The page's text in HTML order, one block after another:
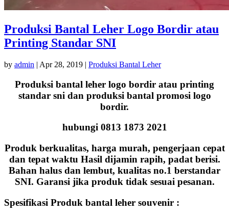
Produksi Bantal Leher Logo Bordir atau
Printing Standar SNI
by admin | Apr 28, 2019 | Produksi Bantal Leher
Produksi bantal leher logo bordir atau printing
standar sni dan produksi bantal promosi logo
bordir.
hubungi 0813 1873 2021
Produk berkualitas, harga murah, pengerjaan cepat
dan tepat waktu Hasil dijamin rapih, padat berisi.
Bahan halus dan lembut, kualitas no.1 berstandar
SNI. Garansi jika produk tidak sesuai pesanan.
Spesifikasi Produk bantal leher souvenir :